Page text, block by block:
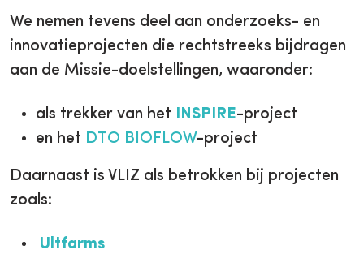
We nemen tevens deel aan onderzoeks- en
innovatieprojecten die rechtstreeks bijdragen
aan de Missie-doelstellingen, waaronder:
als trekker van het INSPIRE-project
en het DTO BIOFLOW-project
Daarnaast is VLIZ als betrokken bij projecten
zoals:
Ultfarms